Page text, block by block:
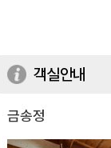
객실안내
금송정